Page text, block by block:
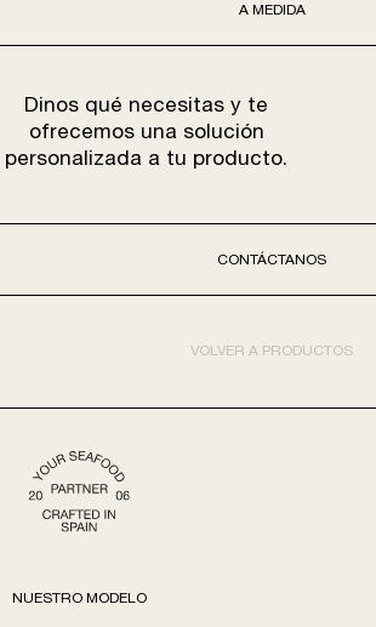
A MEDIDA
Dinos qué necesitas y te
ofrecemos una solución
personalizada a tu producto.
CONTÁCTANOS
VOLVER A PRODUCTOS
NUESTRO MODELO